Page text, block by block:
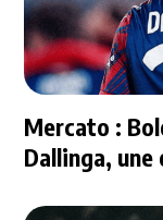
Mercato :
Dallinga,